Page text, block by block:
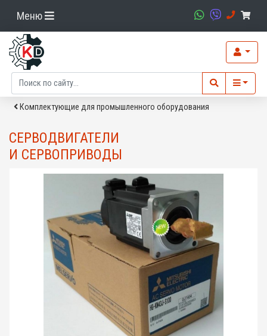
Меню
Комплектующие для промышленного оборудования
СЕРВОДВИГАТЕЛИ
И СЕРВОПРИВОДЫ